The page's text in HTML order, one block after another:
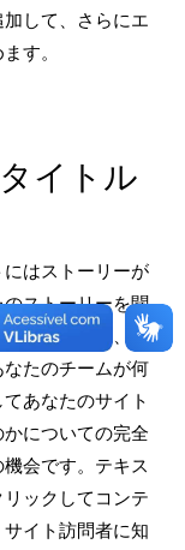
して、さらにエ
す。
イトル
はストーリーが
ストーリーを聞
スペースは、あ
たのチームが何
あなたのサイト
についての完全
会です。テキス
ックしてコンテ
イト訪問者に知